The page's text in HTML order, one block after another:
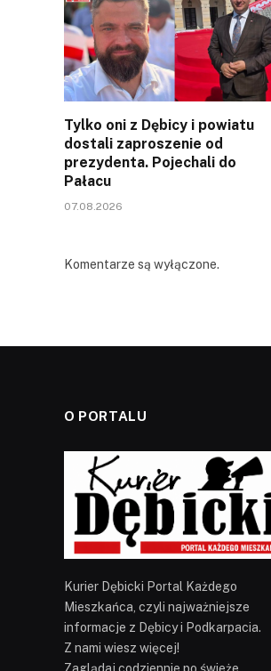
Tylko oni z Dębicy i powiatu
dostali zaproszenie od
prezydenta. Pojechali do
Pałacu
07.08.2026
Komentarze są wyłączone.
O PORTALU
Kurier Dębicki Portal Każdego
Mieszkańca, czyli najważniejsze
informacje z Dębicy i Podkarpacia.
Z nami wiesz więcej!